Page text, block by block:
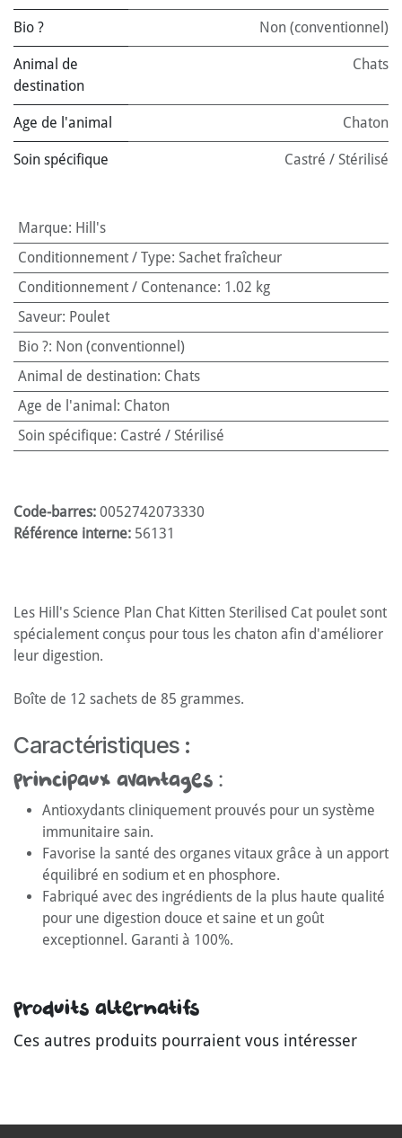
Bio ? Non (conventionnel)
Animal de
destination
Chats
Age de l'animal Chaton
Soin spécifique Castré / Stérilisé
Marque: Hill's
Conditionnement / Type: Sachet fraîcheur
Conditionnement / Contenance: 1.02 kg
Saveur: Poulet
Bio ?: Non (conventionnel)
Animal de destination: Chats
Age de l'animal : Chaton
Soin spécifique: Castré / Stérilisé
Code-barres: 0052742073330
Référence interne: 56131
Les Hill's Science Plan Chat Kitten Sterilised Cat poulet sont
spécialement conçus pour tous les chaton afin d'améliorer
leur digestion.
Boîte de 12 sachets de 85 grammes.
Caractéristiques :
Principaux avantages :
Antioxydants cliniquement prouvés pour un système
immunitaire sain.
Favorise la santé des organes vitaux grâce à un apport
équilibré en sodium et en phosphore.
Fabriqué avec des ingrédients de la plus haute qualité
pour une digestion douce et saine et un goût
exceptionnel. Garanti à 100%.
Produits alternatifs
Ces autres produits pourraient vous intéresser